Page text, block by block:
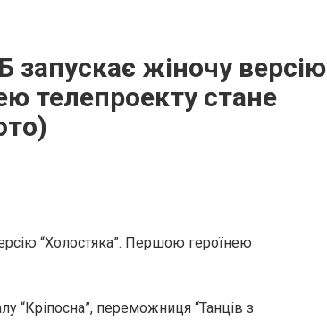
запускає жіночу версію
телепроекту стане
“Холостяка”. Першою героїнею
“Кріпосна”, переможниця “Танців з